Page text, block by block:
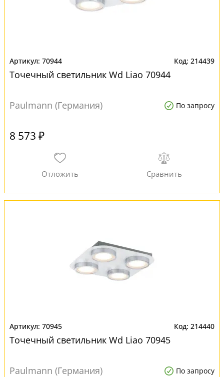
70944 214439
Точечный светильник Wd Liao 70944
Paulmann (Германия) По запросу
8 573 ₽
70945 214440
Точечный светильник Wd Liao 70945
Paulmann (Германия) По запросу